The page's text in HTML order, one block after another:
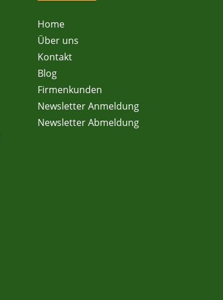
Home
Über uns
Kontakt
Blog
Firmenkunden
Newsletter Anmeldung
Newsletter Abmeldung